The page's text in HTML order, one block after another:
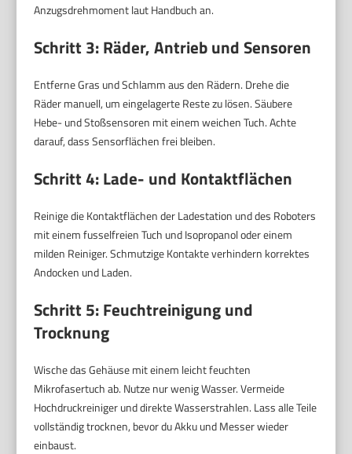
Anzugsdrehmoment laut Handbuch an.
Schritt 3: Räder, Antrieb und Sensoren
Entferne Gras und Schlamm aus den Rädern. Drehe die
Räder manuell, um eingelagerte Reste zu lösen. Säubere
Hebe- und Stoßsensoren mit einem weichen Tuch. Achte
darauf, dass Sensorflächen frei bleiben.
Schritt 4: Lade- und Kontaktflächen
Reinige die Kontaktflächen der Ladestation und des Roboters
mit einem fusselfreien Tuch und Isopropanol oder einem
milden Reiniger. Schmutzige Kontakte verhindern korrektes
Andocken und Laden.
Schritt 5: Feuchtreinigung und
Trocknung
Wische das Gehäuse mit einem leicht feuchten
Mikrofasertuch ab. Nutze nur wenig Wasser. Vermeide
Hochdruckreiniger und direkte Wasserstrahlen. Lass alle Teile
vollständig trocknen, bevor du Akku und Messer wieder
einbaust.